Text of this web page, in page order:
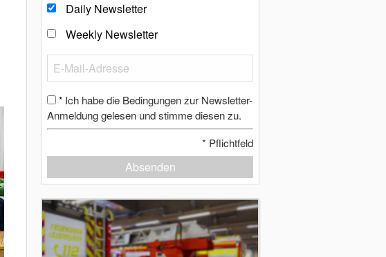
Daily Newsletter
Weekly Newsletter
* Ich habe die Bedingungen zur Newsletter-
Anmeldung gelesen und stimme diesen zu.
* Pflichtfeld
Absenden